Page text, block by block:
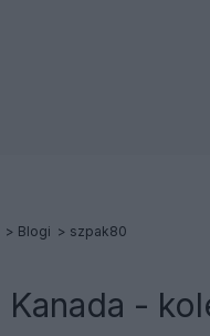
Blogi szpak80
Kanada -